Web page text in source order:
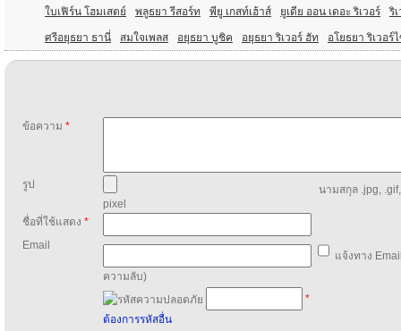
ใบเฟิร์น โฮมเสตย์ พลูธยา รีสอร์ท พียู เกสท์เฮ้าส์ ยูเดีย ออน เดอะ ริเวอร์ ริ
ศรีอยุธยา ธานี่ สมใจเพลส อยุธยา บูชิค อยุธยา ริเวอร์ ฮัท อโยธยา ริเวอร์
ข้อความ *
รูป
นามสกุล .jpg,
pixel
ชื่อที่ใช้แสดง *
Email
แจ้งทาง
ความลับ)
*
ต้องการรหัสอื่น